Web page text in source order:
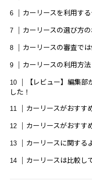
カーリースを利用す
カーリースの選び方
カーリースの審査で
カーリースの利用方法
【レビュー】編集
した！
カーリースがおすす
カーリースがおすす
カーリースに関する
カーリースは比較し
中古車リース
医師 医師転職
土地一括査定
大阪マンション売却
妊娠中ナイトブラ